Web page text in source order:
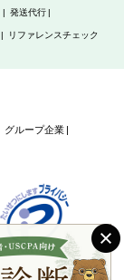
発送代行
リファレンスチェック
グループ企業